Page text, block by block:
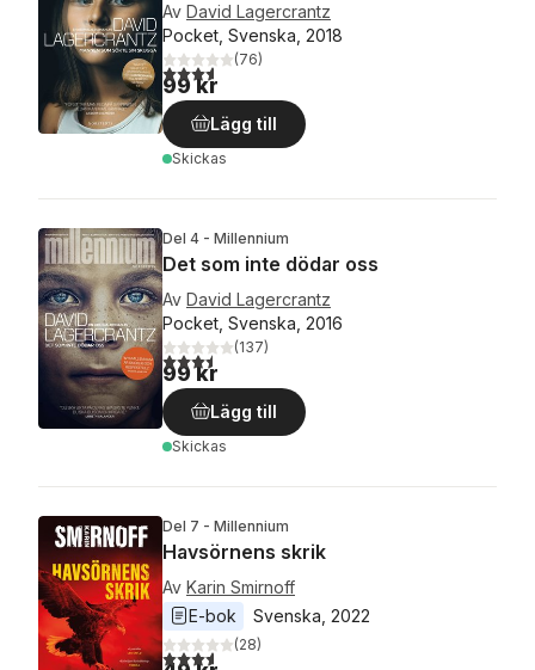
Av David Lagercrantz
Pocket, Svenska, 2018
3,6utav 5 stjärnor. Totalt antal röster:
(76)
99 kr
Lägg till
Skickas
Del 4 - Millennium
Det som inte dödar oss
Av David Lagercrantz
Pocket, Svenska, 2016
3,5utav 5 stjärnor. Totalt antal röster:
(137)
99 kr
Lägg till
Skickas
Del 7 - Millennium
Havsörnens skrik
Av Karin Smirnoff
E-bok
Svenska 2022
3,6utav 5 stjärnor. Totalt antal röster:
(28)